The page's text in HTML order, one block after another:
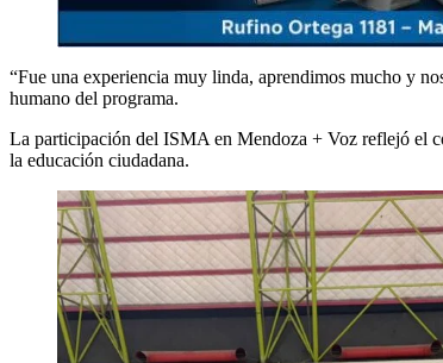
“Fue una experiencia muy linda, aprendimos mucho y
humano del programa.
La participación del ISMA en Mendoza + Voz reflejó el
la educación ciudadana.